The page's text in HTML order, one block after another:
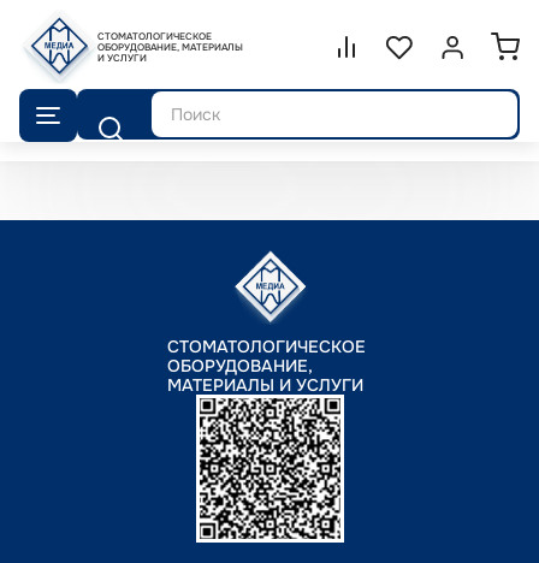
СТОМАТОЛОГИЧЕСКОЕ
ОБОРУДОВАНИЕ, МАТЕРИАЛЫ
И УСЛУГИ
Сравнение.
СписокВойти или
Поиск
СТОМАТОЛОГИЧЕСКОЕ
ОБОРУДОВАНИЕ,
МАТЕРИАЛЫ И УСЛУГИ